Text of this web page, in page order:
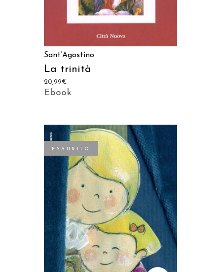
Sant’Agostino
La trinità
20,99€
Ebook
ESAURITO
LEGGI TUTTO